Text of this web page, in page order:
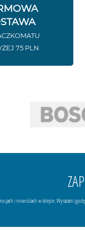
75 PLN
i nowościach w sklepie. Wyrażam